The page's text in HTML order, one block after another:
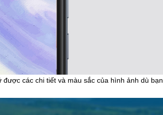
các chi tiết và màu sắc của hình ảnh dù bạn